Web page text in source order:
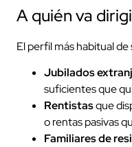
A quién va
El perfil más habitual
Jubilados
suficientes que
Rentistasque
o rentas pasivas
Familiares de